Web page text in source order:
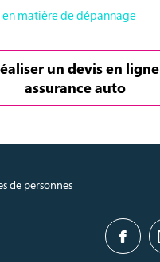
matière de dépannage
un devis en ligne
assurance auto
de personnes